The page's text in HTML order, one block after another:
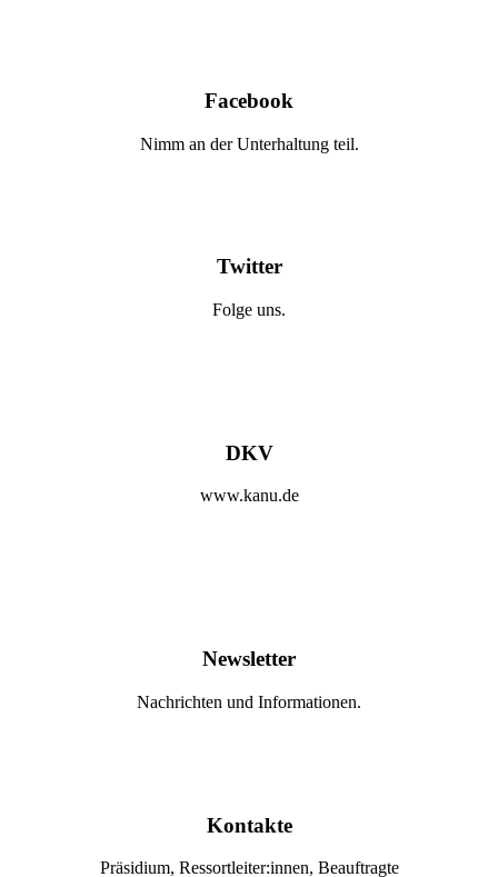
Facebook
Nimm an der Unterhaltung teil.
Twitter
Folge uns.
DKV
www.kanu.de
Newsletter
Nachrichten und Informationen.
Kontakte
Präsidium, Ressortleiter:innen, Beauftragte